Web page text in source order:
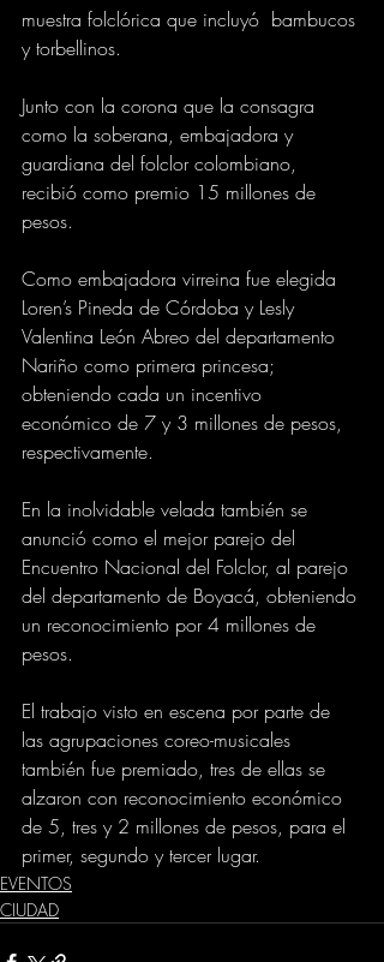
muestra folclórica que incluyó  bambucos
y torbellinos.
Junto con la corona que la consagra
como la soberana, embajadora y
guardiana del folclor colombiano,
recibió como premio 15 millones de
pesos.
Como embajadora virreina fue elegida
Loren’s Pineda de Córdoba y Lesly
Valentina León Abreo del departamento
Nariño como primera princesa;
obteniendo cada un incentivo
económico de 7 y 3 millones de pesos,
respectivamente.
En la inolvidable velada también se
anunció como el mejor parejo del
Encuentro Nacional del Folclor, al parejo
del departamento de Boyacá, obteniendo
un reconocimiento por 4 millones de
pesos.
El trabajo visto en escena por parte de
las agrupaciones coreo-musicales
también fue premiado, tres de ellas se
alzaron con reconocimiento económico
de 5, tres y 2 millones de pesos, para el
primer, segundo y tercer lugar.
EVENTOS
CIUDAD